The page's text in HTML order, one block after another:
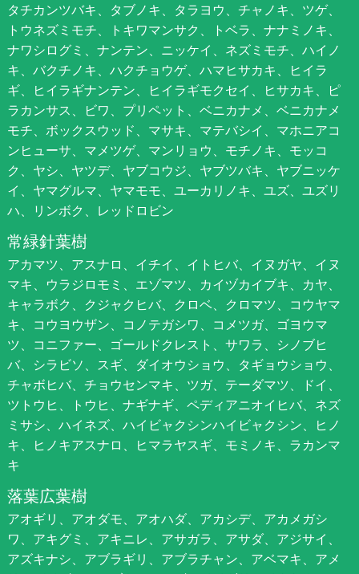
タチカンツバキ、タブノキ、タラヨウ、チャノキ、ツゲ、
トウネズミモチ、トキワマンサク、トベラ、ナナミノキ、
ナワシログミ、ナンテン、ニッケイ、ネズミモチ、ハイノ
キ、バクチノキ、ハクチョウゲ、ハマヒサカキ、ヒイラ
ギ、ヒイラギナンテン、ヒイラギモクセイ、ヒサカキ、ピ
ラカンサス、ビワ、プリペット、ベニカナメ、ベニカナメ
モチ、ボックスウッド、マサキ、マテバシイ、マホニアコ
ンヒューサ、マメツゲ、マンリョウ、モチノキ、モッコ
ク、ヤシ、ヤツデ、ヤブコウジ、ヤブツバキ、ヤブニッケ
イ、ヤマグルマ、ヤマモモ、ユーカリノキ、ユズ、ユズリ
ハ、リンボク、レッドロビン
常緑針葉樹
アカマツ、アスナロ、イチイ、イトヒバ、イヌガヤ、イヌ
マキ、ウラジロモミ、エゾマツ、カイヅカイブキ、カヤ、
キャラボク、クジャクヒバ、クロベ、クロマツ、コウヤマ
キ、コウヨウザン、コノテガシワ、コメツガ、ゴヨウマ
ツ、コニファー、ゴールドクレスト、サワラ、シノブヒ
バ、シラビソ、スギ、ダイオウショウ、タギョウショウ、
チャボヒバ、チョウセンマキ、ツガ、テーダマツ、ドイ、
ツトウヒ、トウヒ、ナギナギ、ペディアニオイヒバ、ネズ
ミサシ、ハイネズ、ハイビャクシンハイビャクシン、ヒノ
キ、ヒノキアスナロ、ヒマラヤスギ、モミノキ、ラカンマ
キ
落葉広葉樹
アオギリ、アオダモ、アオハダ、アカシデ、アカメガシ
ワ、アキグミ、アキニレ、アサガラ、アサダ、アジサイ、
アズキナシ、アブラギリ、アブラチャン、アベマキ、アメ